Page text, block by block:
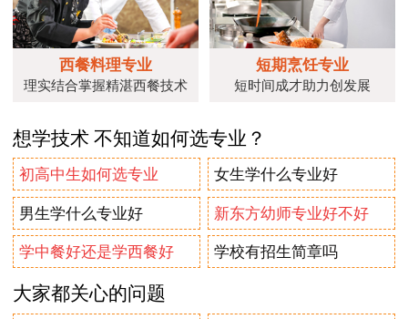
西餐料理专业
理实结合掌握精湛西餐技术
短期烹饪专业
短时间成才助力创发展
想学技术 不知道如何选专业？
初高中生如何选专业 女生学什么专业好
男生学什么专业好 新东方幼师专业好不好
学中餐好还是学西餐好 学校有招生简章吗
大家都关心的问题